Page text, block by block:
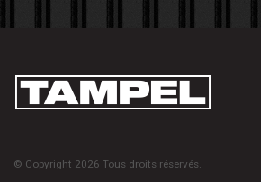
© Copyright 2026 Tous droits réservés.